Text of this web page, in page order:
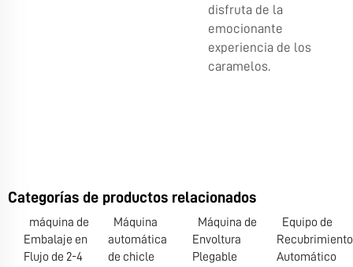
disfruta de la
emocionante
experiencia de los
caramelos.
Categorías de productos relacionados
máquina de
Embalaje en
Flujo de 2-4
Máquina
automática
de chicle
Máquina de
Envoltura
Plegable
Equipo de
Recubrimiento
Automático